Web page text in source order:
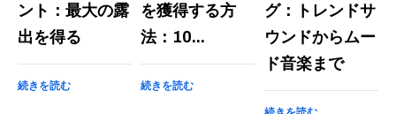
ント：最大の露
出を得る
続きを読む
を獲得する方
法：10...
続きを読む
グ：トレンドサ
ウンドからムー
ド音楽まで